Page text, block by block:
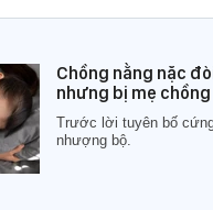
Chồng nằng nặc
nhưng bị mẹ
Trước lời tuyên bố
nhượng bộ.